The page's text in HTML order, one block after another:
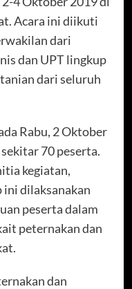
Acara ini diikuti
dari
dan UPT lingkup
dari seluruh
Rabu, 2 Oktober
70 peserta.
kegiatan,
ini dilaksanakan
peserta dalam
peternakan dan
dan